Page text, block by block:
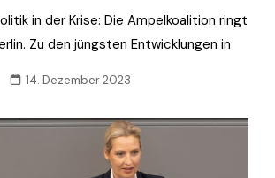
in der Krise: Die Ampelkoalition ringt
Zu den jüngsten Entwicklungen in
14. Dezember 2023